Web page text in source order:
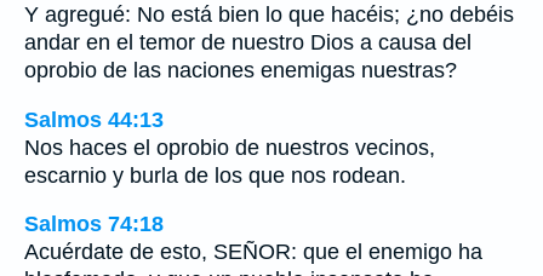
Y agregué: No está bien lo que hacéis; ¿no debéis
andar en el temor de nuestro Dios a causa del
oprobio de las naciones enemigas nuestras?
Salmos 44:13
Nos haces el oprobio de nuestros vecinos,
escarnio y burla de los que nos rodean.
Salmos 74:18
Acuérdate de esto, SEÑOR: que el enemigo ha